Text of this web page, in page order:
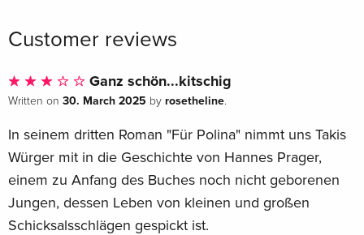
Customer reviews
Ganz schön...kitschig
Written on 30. March 2025 by rosetheline.
In seinem dritten Roman "Für Polina" nimmt uns Takis
Würger mit in die Geschichte von Hannes Prager,
einem zu Anfang des Buches noch nicht geborenen
Jungen, dessen Leben von kleinen und großen
Schicksalsschlägen gespickt ist.